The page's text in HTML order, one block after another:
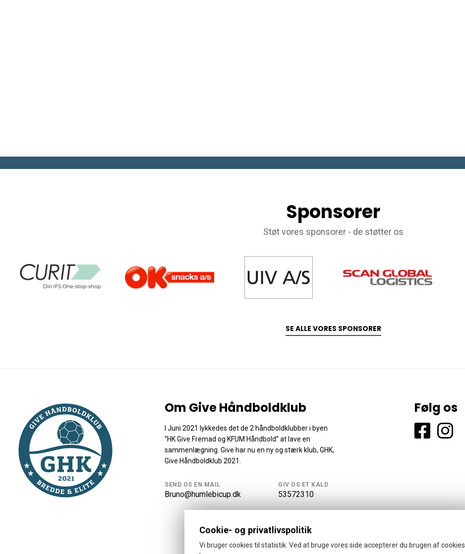
Sponsorer
Støt vores sponsorer - de støtter os
SE ALLE VORES SPONSORER
Om Give Håndboldklub
I Juni 2021 lykkedes det de 2 håndboldklubber i byen
“HK Give Fremad og KFUM Håndbold” at lave en
sammenlægning. Give har nu en ny og stærk klub, GHK,
Give Håndboldklub 2021.
SEND OS EN MAIL
Bruno@humlebicup.dk
GIV OS ET KALD
53572310
Følg os
Cookie- og privatlivspolitik
Vi bruger cookies til statistik. Ved at bruge vores side accepterer du brugen af cookies.